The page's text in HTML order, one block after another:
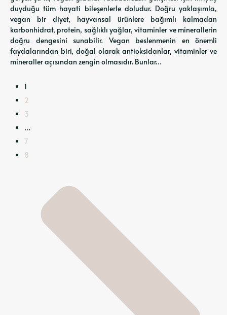
duyduğu tüm hayati bileşenlerle doludur. Doğru yaklaşımla,
vegan bir diyet, hayvansal ürünlere bağımlı kalmadan
karbonhidrat, protein, sağlıklı yağlar, vitaminler ve minerallerin
doğru dengesini sunabilir. Vegan beslenmenin en önemli
faydalarından biri, doğal olarak antioksidanlar, vitaminler ve
mineraller açısından zengin olmasıdır. Bunlar…
1
2
3
…
7
8